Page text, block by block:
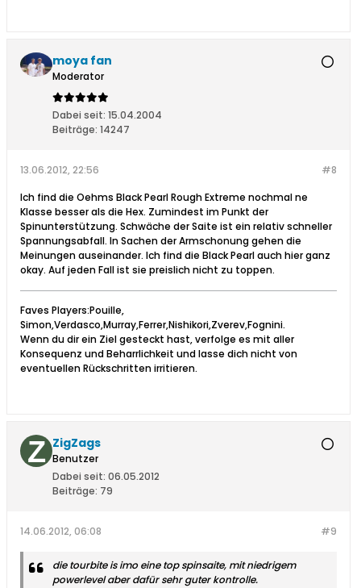
moya fan
Moderator
Dabei seit: 15.04.2004
Beiträge: 14247
#8
13.06.2012, 22:56
Ich find die Oehms Black Pearl Rough Extreme nochmal ne
Klasse besser als die Hex. Zumindest im Punkt der
Spinunterstützung. Schwäche der Saite ist ein relativ schneller
Spannungsabfall. In Sachen der Armschonung gehen die
Meinungen auseinander. Ich find die Black Pearl auch hier ganz
okay. Auf jeden Fall ist sie preislich nicht zu toppen.
Faves Players:Pouille,
Simon,Verdasco,Murray,Ferrer,Nishikori,Zverev,Fognini.
Wenn du dir ein Ziel gesteckt hast, verfolge es mit aller
Konsequenz und Beharrlichkeit und lasse dich nicht von
eventuellen Rückschritten irritieren.
ZigZags
Benutzer
Dabei seit: 06.05.2012
Beiträge: 79
#9
14.06.2012, 06:08
die tourbite is imo eine top spinsaite, mit niedrigem
powerlevel aber dafür sehr guter kontrolle.